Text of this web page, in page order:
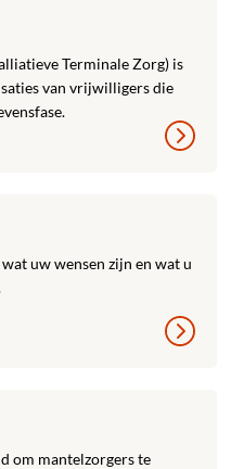
Terminale Zorg) is
van vrijwilligers die
uw wensen zijn en wat u
om mantelzorgers te